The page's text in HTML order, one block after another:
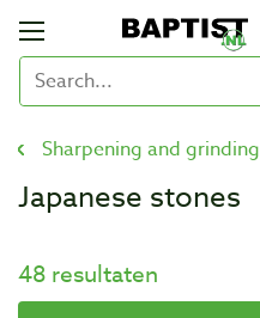
Sharpening and grinding
Japanese stones
48 resultaten